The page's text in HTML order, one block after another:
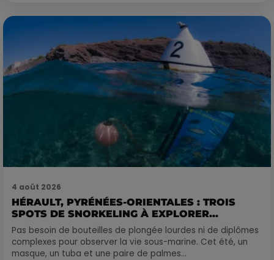
4 août 2026
HÉRAULT, PYRÉNÉES-ORIENTALES : TROIS
SPOTS DE SNORKELING À EXPLORER...
Pas besoin de bouteilles de plongée lourdes ni de diplômes
complexes pour observer la vie sous-marine. Cet été, un
masque, un tuba et une paire de palmes...